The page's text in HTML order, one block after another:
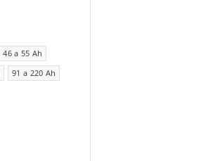
46 a 55 Ah
91 a 220 Ah